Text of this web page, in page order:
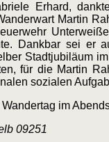
Erhard,
Martin
Dankbar sei er
Stadtjubiläum
für die Martin
sozialen
im